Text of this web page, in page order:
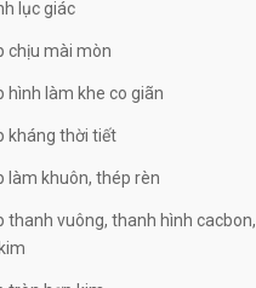
lục giác
chịu mài mòn
hình làm khe co giãn
kháng thời tiết
làm khuôn, thép rèn
thanh vuông, thanh hình cacbon,